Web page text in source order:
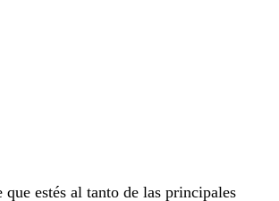
estés al tanto de las principales